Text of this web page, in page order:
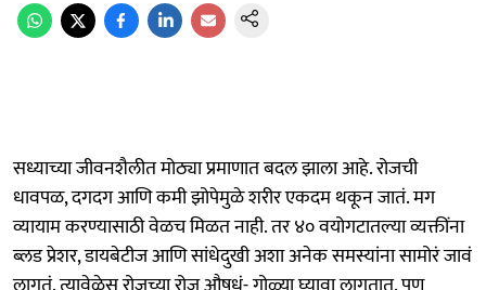
सध्याच्या जीवनशैलीत मोठ्या प्रमाणात बदल झाला आहे. रोजची
धावपळ, दगदग आणि कमी झोपेमुळे शरीर एकदम थकून जातं. मग
व्यायाम करण्यासाठी वेळच मिळत नाही. तर ४० वयोगटातल्या व्यक्तींना
ब्लड प्रेशर, डायबेटीज आणि सांधेदुखी अशा अनेक समस्यांना सामोरं जावं